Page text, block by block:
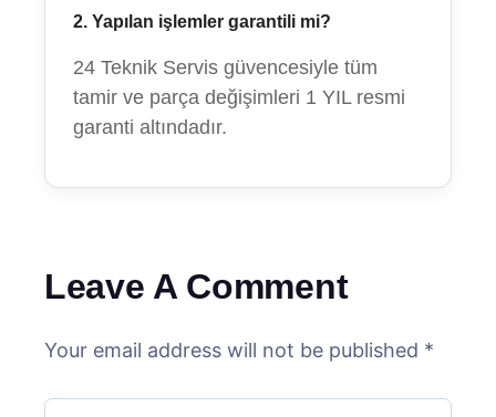
2. Yapılan işlemler garantili mi?
24 Teknik Servis güvencesiyle tüm
tamir ve parça değişimleri 1 YIL resmi
garanti altındadır.
Leave A Comment
Your email address will not be published *